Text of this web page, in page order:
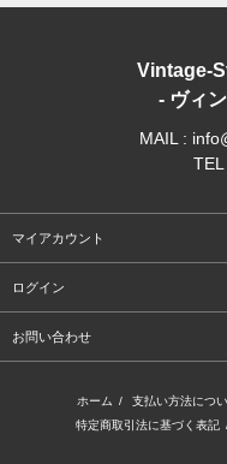
Vintage-
- ヴィ
MAIL :
マイアカウント
ログイン
お問い合わせ
ホーム / 支払い方法につ
特定商取引法に基づく表記